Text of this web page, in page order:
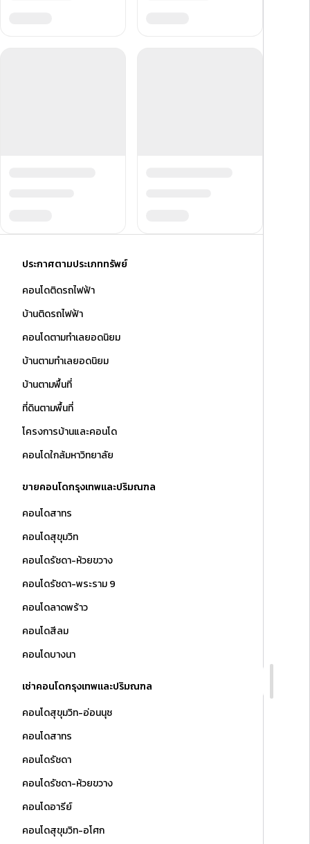
ประกาศตามประเภททรัพย์
คอนโดติดรถไฟฟ้า
บ้านติดรถไฟฟ้า
คอนโดตามทำเลยอดนิยม
บ้านตามทำเลยอดนิยม
บ้านตามพื้นที่
ที่ดินตามพื้นที่
โครงการบ้านและคอนโด
คอนโดใกล้มหาวิทยาลัย
ขายคอนโดกรุงเทพและปริมณฑล
คอนโดสาทร
คอนโดสุขุมวิท
คอนโดรัชดา-ห้วยขวาง
คอนโดรัชดา-พระราม 9
คอนโดลาดพร้าว
คอนโดสีลม
คอนโดบางนา
เช่าคอนโดกรุงเทพและปริมณฑล
คอนโดสุขุมวิท-อ่อนนุช
คอนโดสาทร
คอนโดรัชดา
คอนโดรัชดา-ห้วยขวาง
คอนโดอารีย์
คอนโดสุขุมวิท-อโศก